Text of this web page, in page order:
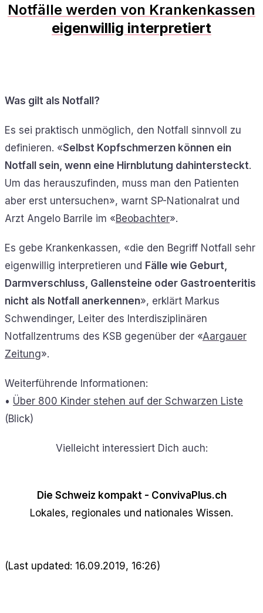
Notfälle werden von Krankenkassen
eigenwillig interpretiert
Was gilt als Notfall?
Es sei praktisch unmöglich, den Notfall sinnvoll zu
definieren. «Selbst Kopfschmerzen können ein
Notfall sein, wenn eine Hirnblutung dahintersteckt.
Um das herauszufinden, muss man den Patienten
aber erst untersuchen», warnt SP-Nationalrat und
Arzt Angelo Barrile im «Beobachter».
Es gebe Krankenkassen, «die den Begriff Notfall sehr
eigenwillig interpretieren und Fälle wie Geburt,
Darmverschluss, Gallensteine oder Gastroenteritis
nicht als Notfall anerkennen», erklärt Markus
Schwendinger, Leiter des Interdisziplinären
Notfallzentrums des KSB gegenüber der «Aargauer
Zeitung».
Weiterführende Informationen:
• Über 800 Kinder stehen auf der Schwarzen Liste
(Blick)
Vielleicht interessiert Dich auch:
Die Schweiz kompakt - ConvivaPlus.ch
Lokales, regionales und nationales Wissen.
(Last updated: 16.09.2019, 16:26)